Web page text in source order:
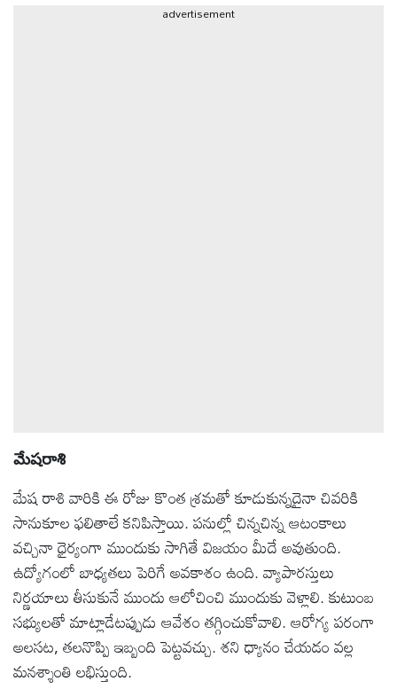
రిలీజ్
advertisement
మేషరాశి
మేష రాశి వారికి ఈ రోజు కొంత శ్రమతో కూడుకున్నదైనా చివరికి
సానుకూల ఫలితాలే కనిపిస్తాయి. పనుల్లో చిన్నచిన్న ఆటంకాలు
వచ్చినా ధైర్యంగా ముందుకు సాగితే విజయం మీదే అవుతుంది.
ఉద్యోగంలో బాధ్యతలు పెరిగే అవకాశం ఉంది. వ్యాపారస్తులు
నిర్ణయాలు తీసుకునే ముందు ఆలోచించి ముందుకు వెళ్లాలి. కుటుంబ
సభ్యులతో మాట్లాడేటప్పుడు ఆవేశం తగ్గించుకోవాలి. ఆరోగ్య పరంగా
అలసట, తలనొప్పి ఇబ్బంది పెట్టవచ్చు. శని ధ్యానం చేయడం వల్ల
మనశ్శాంతి లభిస్తుంది.